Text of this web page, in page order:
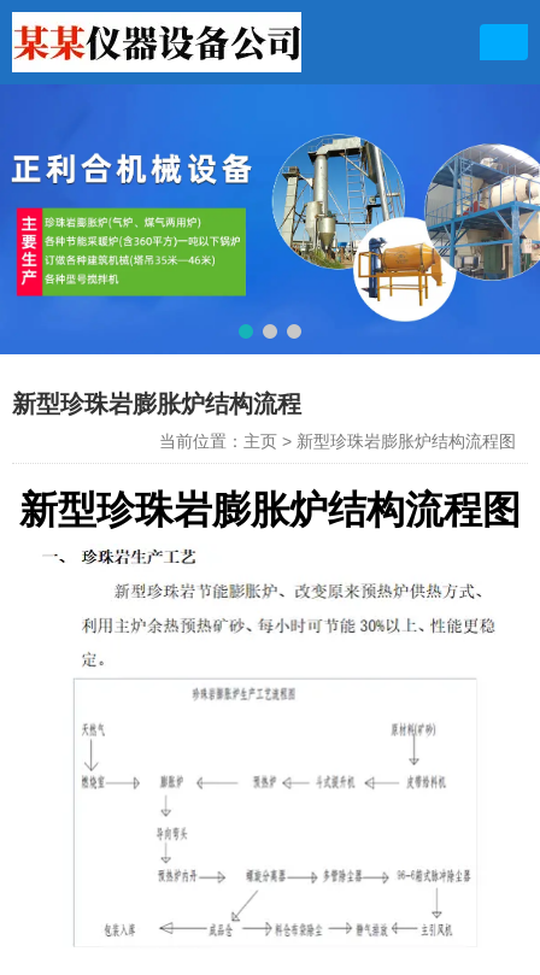
联系电话
13949711156 13103631899
新型珍珠岩膨胀炉结构流程
当前位置：主页 > 新型珍珠岩膨胀炉结构流程图
新型珍珠岩膨胀炉结构流程图